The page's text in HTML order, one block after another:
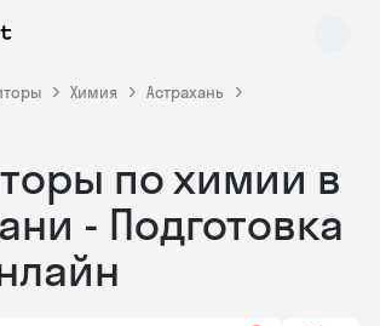
Химия
Астрахань
по химии в
- Подготовка